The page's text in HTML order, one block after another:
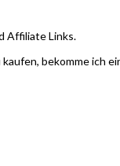
Affiliate Links.
bekomme ich